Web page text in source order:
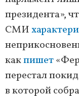
президента»,
СМИ
какпишет
перестал
в которой